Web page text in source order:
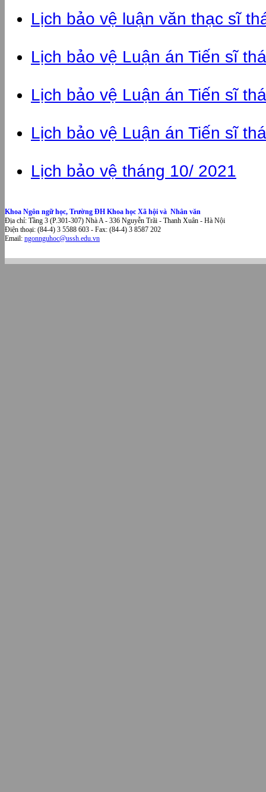
Lịch bảo vệ luận văn thạc sĩ
Lịch bảo vệ Luận án Tiến sĩ
Lịch bảo vệ Luận án Tiến sĩ
Lịch bảo vệ Luận án Tiến sĩ
Lịch bảo vệ tháng 10/ 2021
Khoa Ngôn ngữ học, Trường ĐH Khoa học Xã hội và Nhân văn
Địa chỉ: Tầng 3 (P.301-307) Nhà A - 336 Nguyễn Trãi - Thanh Xuân - Hà Nội
Điện thoại: (84-4) 3 5588 603 - Fax: (84-4) 3 8587 202
Email: ngonnguhoc@ussh.edu.vn